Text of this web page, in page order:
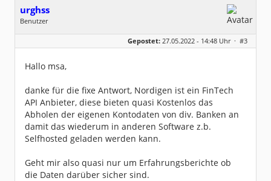
urghss
Benutzer
Geschlecht:
keine Angabe
Dabei seit:
05 / 2022
Gepostet: 27.05.2022 - 14:48 Uhr · #3
Hallo msa,
danke für die fixe Antwort, Nordigen ist ein FinTech
API Anbieter, diese bieten quasi Kostenlos das
Abholen der eigenen Kontodaten von div. Banken an
damit das wiederum in anderen Software z.b.
Selfhosted geladen werden kann.
Geht mir also quasi nur um Erfahrungsberichte ob
die Daten darüber sicher sind.